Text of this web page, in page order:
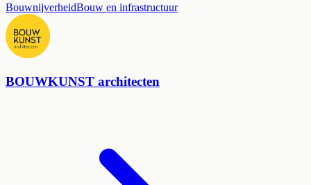
BouwnijverheidBouw en infrastructuur
BOUWKUNST architecten